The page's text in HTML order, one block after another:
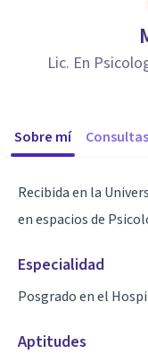
Lic. En
Sobre mí Consultas
Recibida en la
en espacios de
Especialidad
Posgrado en el
Aptitudes